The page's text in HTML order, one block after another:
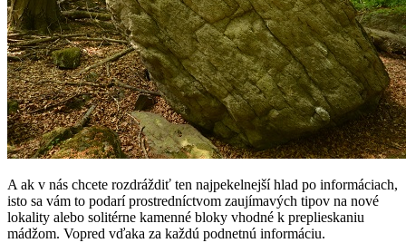
A ak v nás chcete rozdráždiť ten najpekelnejší hlad po informáciach,
isto sa vám to podarí prostredníctvom zaujímavých tipov na nové
lokality alebo solitérne kamenné bloky vhodné k preplieskaniu
mádžom. Vopred vďaka za každú podnetnú informáciu.